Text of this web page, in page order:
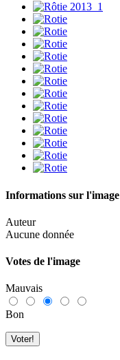
Informations sur l'image
Auteur
Aucune donnée
Votes de l'image
Mauvais
Bon